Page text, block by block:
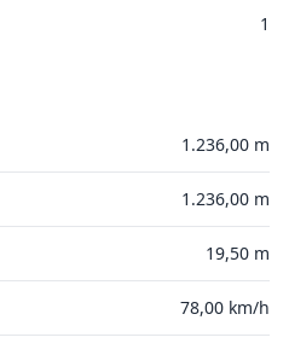
1
1.236,00 m
1.236,00 m
19,50 m
78,00 km/h